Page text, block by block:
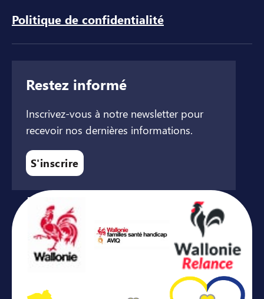
Politique de confidentialité
Restez informé
Inscrivez-vous à notre newsletter pour
recevoir nos dernières informations.
S'inscrire
Avec le soutien de ...